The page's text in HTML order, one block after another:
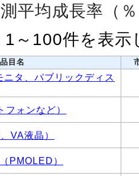
平均成長率（
1～100件を表示
品目名
タ、パブリックディス
ォンなど）
VA液晶）
PMOLED）